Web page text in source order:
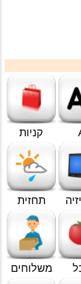
קניות
תחזית
משלוחים